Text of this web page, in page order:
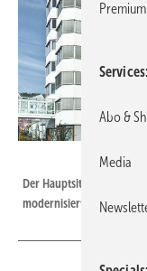
Der Hauptsitz der Weinig
modernisiert werden.
Premium
Services
Abo &
Media